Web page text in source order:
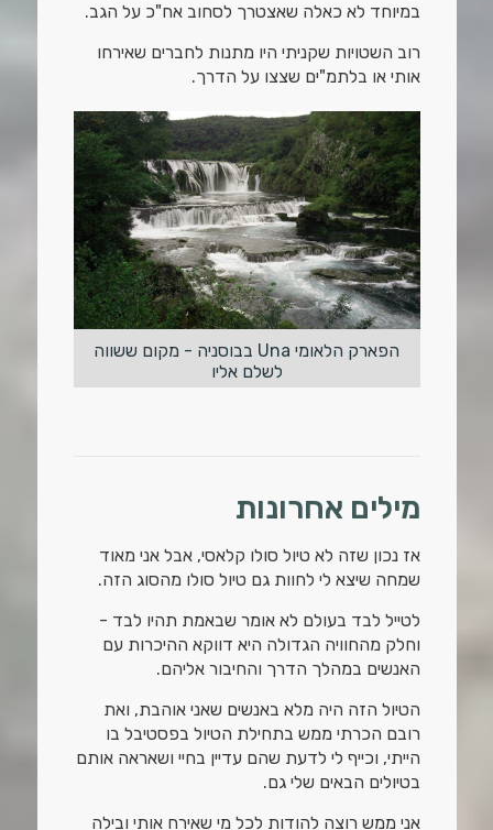
במיוחד לא כאלה שאצטרך לסחוב אח"כ על הגב.
רוב השטויות שקניתי היו מתנות לחברים שאירחו
אותי או בלתמ"ים שצצו על הדרך.
הפארק הלאומי Una בבוסניה - מקום ששווה
לשלם אליו
מילים אחרונות
אז נכון שזה לא טיול סולו קלאסי, אבל אני מאוד
שמחה שיצא לי לחוות גם טיול סולו מהסוג הזה.
לטייל לבד בעולם לא אומר שבאמת תהיו לבד -
וחלק מהחוויה הגדולה היא דווקא ההיכרות עם
האנשים במהלך הדרך והחיבור אליהם.
הטיול הזה היה מלא באנשים שאני אוהבת, ואת
רובם הכרתי ממש בתחילת הטיול בפסטיבל בו
הייתי, וכייף לי לדעת שהם עדיין בחיי ושאראה אותם
בטיולים הבאים שלי גם.
אני ממש רוצה להודות לכל מי שאירח אותי ובילה